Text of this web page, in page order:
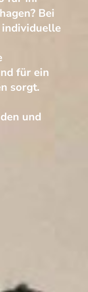
Bei
für ein
sorgt.
und